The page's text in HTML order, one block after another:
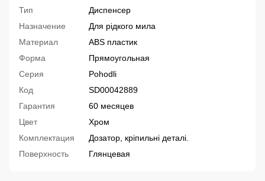
Тип
Диспенсер
Назначение
Для рідкого мила
Материал
ABS пластик
Форма
Прямоугольная
Серия
Pohodli
Код
SD00042889
Гарантия
60 месяцев
Цвет
Хром
Комплектация
Дозатор, кріпильні деталі.
Поверхность
Глянцевая